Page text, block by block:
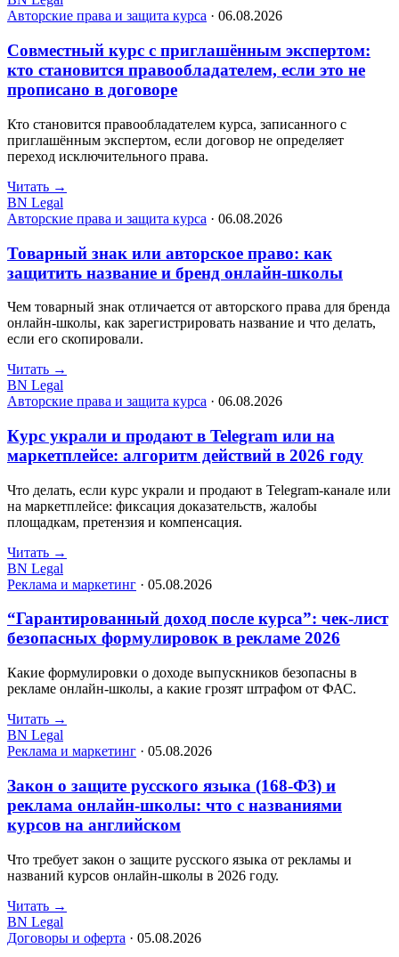
Авторские права и защита курса · 06.08.2026
Совместный курс с приглашённым экспертом:
кто становится правообладателем, если это не
прописано в договоре
Кто становится правообладателем курса, записанного с
приглашённым экспертом, если договор не определяет
переход исключительного права.
Читать →
BN Legal
Авторские права и защита курса · 06.08.2026
Товарный знак или авторское право: как
защитить название и бренд онлайн-школы
Чем товарный знак отличается от авторского права для бренда
онлайн-школы, как зарегистрировать название и что делать,
если его скопировали.
Читать →
BN Legal
Авторские права и защита курса · 06.08.2026
Курс украли и продают в Telegram или на
маркетплейсе: алгоритм действий в 2026 году
Что делать, если курс украли и продают в Telegram-канале или
на маркетплейсе: фиксация доказательств, жалобы
площадкам, претензия и компенсация.
Читать →
BN Legal
Реклама и маркетинг · 05.08.2026
“Гарантированный доход после курса”: чек-лист
безопасных формулировок в рекламе 2026
Какие формулировки о доходе выпускников безопасны в
рекламе онлайн-школы, а какие грозят штрафом от ФАС.
Читать →
BN Legal
Реклама и маркетинг · 05.08.2026
Закон о защите русского языка (168-ФЗ) и
реклама онлайн-школы: что с названиями
курсов на английском
Что требует закон о защите русского языка от рекламы и
названий курсов онлайн-школы в 2026 году.
Читать →
BN Legal
Договоры и оферта · 05.08.2026